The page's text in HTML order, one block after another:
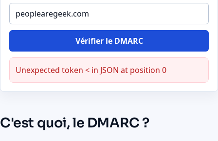
Vérifier le DMARC
Unexpected token < in JSON at position 0
C'est quoi, le DMARC ?